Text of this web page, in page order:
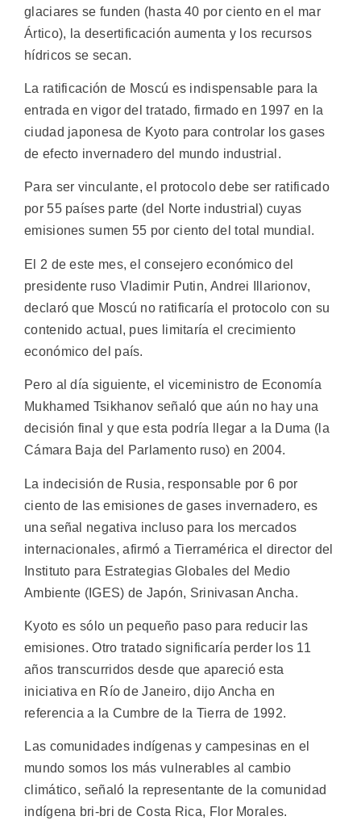
glaciares se funden (hasta 40 por ciento en el mar
Ártico), la desertificación aumenta y los recursos
hídricos se secan.
La ratificación de Moscú es indispensable para la
entrada en vigor del tratado, firmado en 1997 en la
ciudad japonesa de Kyoto para controlar los gases
de efecto invernadero del mundo industrial.
Para ser vinculante, el protocolo debe ser ratificado
por 55 países parte (del Norte industrial) cuyas
emisiones sumen 55 por ciento del total mundial.
El 2 de este mes, el consejero económico del
presidente ruso Vladimir Putin, Andrei Illarionov,
declaró que Moscú no ratificaría el protocolo con su
contenido actual, pues limitaría el crecimiento
económico del país.
Pero al día siguiente, el viceministro de Economía
Mukhamed Tsikhanov señaló que aún no hay una
decisión final y que esta podría llegar a la Duma (la
Cámara Baja del Parlamento ruso) en 2004.
La indecisión de Rusia, responsable por 6 por
ciento de las emisiones de gases invernadero, es
una señal negativa incluso para los mercados
internacionales, afirmó a Tierramérica el director del
Instituto para Estrategias Globales del Medio
Ambiente (IGES) de Japón, Srinivasan Ancha.
Kyoto es sólo un pequeño paso para reducir las
emisiones. Otro tratado significaría perder los 11
años transcurridos desde que apareció esta
iniciativa en Río de Janeiro, dijo Ancha en
referencia a la Cumbre de la Tierra de 1992.
Las comunidades indígenas y campesinas en el
mundo somos los más vulnerables al cambio
climático, señaló la representante de la comunidad
indígena bri-bri de Costa Rica, Flor Morales.